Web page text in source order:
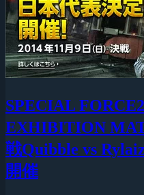
SPECIAL
EXHIBITION
戦Quibble vs
開催